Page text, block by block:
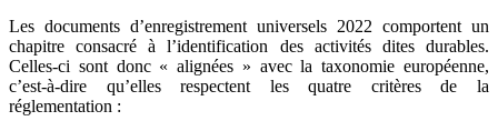
Les documents d’enregistrement universels 2022 comportent un
chapitre consacré à l’identification des activités dites durables.
Celles-ci sont donc « alignées » avec la taxonomie européenne,
c’est-à-dire qu’elles respectent les quatre critères de la
réglementation :